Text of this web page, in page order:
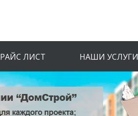
ЛИСТ НАШИ УСЛУГИ